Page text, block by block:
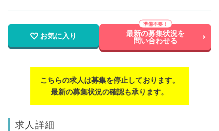
お気に入り 最新の募集状況を
問い合わせる
こちらの求人は募集を停止しております。
最新の募集状況の確認も承ります。
求人詳細